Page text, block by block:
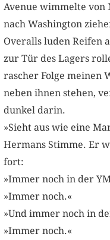
Avenue wimmelte von
nach Washington
Overalls luden Reifen
zur Tür des Lagers
rascher Folge meinen
neben ihnen stehen,
dunkel darin.
»Sieht aus wie eine
Hermans Stimme. Er
fort:
»Immer noch in der
»Immer noch.«
»Und immer noch in
»Immer noch.«